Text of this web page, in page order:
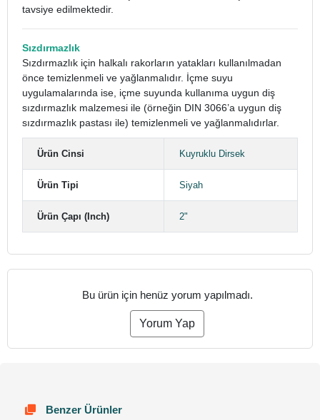
tavsiye edilmektedir.
Sızdırmazlık
Sızdırmazlık için halkalı rakorların yatakları kullanılmadan
önce temizlenmeli ve yağlanmalıdır. İçme suyu
uygulamalarında ise, içme suyunda kullanıma uygun diş
sızdırmazlık malzemesi ile (örneğin DIN 3066’a uygun diş
sızdırmazlık pastası ile) temizlenmeli ve yağlanmalıdırlar.
Ürün Cinsi Kuyruklu Dirsek
Ürün Tipi Siyah
Ürün Çapı (Inch) 2"
Bu ürün için henüz yorum yapılmadı.
Yorum Yap
Benzer Ürünler